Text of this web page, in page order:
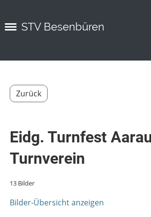
STV Besenbüren
Zurück
Eidg. Turnfest
Turnverein
13 Bilder
Bilder-Übersicht anzeigen